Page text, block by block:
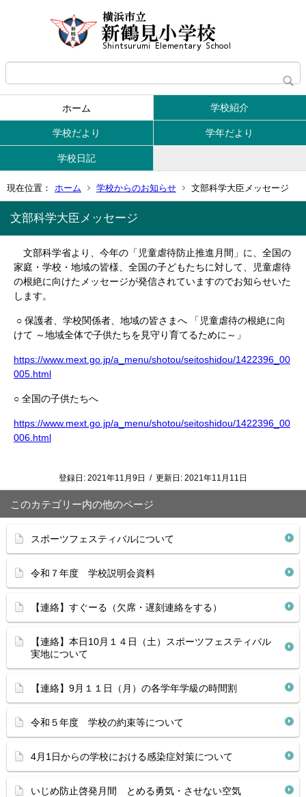
ホーム 学校紹介
学校だより 学年だより
学校日記
現在位置： ホーム 学校からのお知らせ 文部科学大臣メッセージ
文部科学大臣メッセージ
文部科学省より、今年の「児童虐待防止推進月間」に、全国の
家庭・学校・地域の皆様、全国の子どもたちに対して、児童虐待
の根絶に向けたメッセージが発信されていますのでお知らせいた
します。
○ 保護者、学校関係者、地域の皆さまへ 「児童虐待の根絶に向
けて ～地域全体で子供たちを見守り育てるために～」
https://www.mext.go.jp/a_menu/shotou/seitoshidou/1422396_00
005.html
○ 全国の子供たちへ
https://www.mext.go.jp/a_menu/shotou/seitoshidou/1422396_00
006.html
登録日: 2021年11月9日 / 更新日: 2021年11月11日
このカテゴリー内の他のページ
スポーツフェスティバルについて
令和７年度 学校説明会資料
【連絡】すぐーる（欠席・遅刻連絡をする）
【連絡】本日10月１４日（土）スポーツフェスティバル
実地について
【連絡】9月１１日（月）の各学年学級の時間割
令和５年度 学校の約束等について
4月1日からの学校における感染症対策について
いじめ防止啓発月間 とめる勇気・させない空気